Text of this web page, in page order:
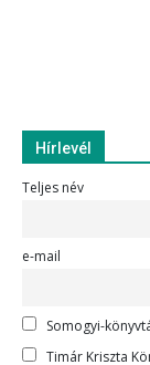
Hírlevél
Teljes név
e-mail
Somogyi-
Timár Kriszta